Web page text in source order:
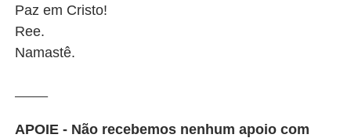
Paz em Cristo!
Ree.
Namastê.
APOIE - Não recebemos nenhum apoio com